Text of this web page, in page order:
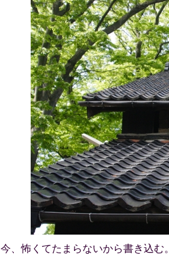
今、怖くてたまらないから書き込む。